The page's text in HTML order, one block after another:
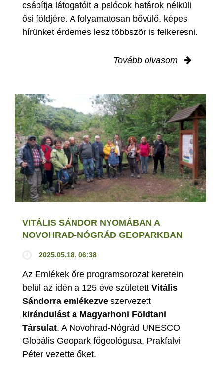
csábítja látogatóit a palócok határok nélküli
ősi földjére. A folyamatosan bővülő, képes
hírünket érdemes lesz többször is felkeresni.
Tovább olvasom
VITÁLIS SÁNDOR NYOMÁBAN A
NOVOHRAD-NÓGRÁD GEOPARKBAN
2025.05.18. 06:38
Az Emlékek őre programsorozat keretein
belül az idén a 125 éve született Vitális
Sándorra emlékezve szervezett
kirándulást a Magyarhoni Földtani
Társulat. A Novohrad-Nógrád UNESCO
Globális Geopark főgeológusa, Prakfalvi
Péter vezette őket.